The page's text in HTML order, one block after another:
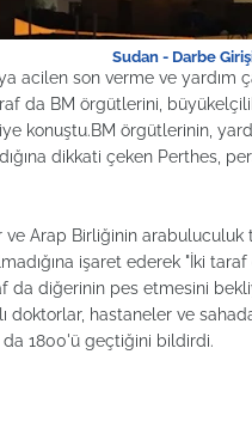
Sudan - Darbe
acilen son verme ve yardım
da BM örgütlerini,
konuştu.BM örgütlerinin,
dikkati çeken Perthes,
ve Arap Birliğinin
işaret ederek "İki
da diğerinin pes etmesini
doktorlar, hastaneler ve
da 1800'ü geçtiğini bildirdi.